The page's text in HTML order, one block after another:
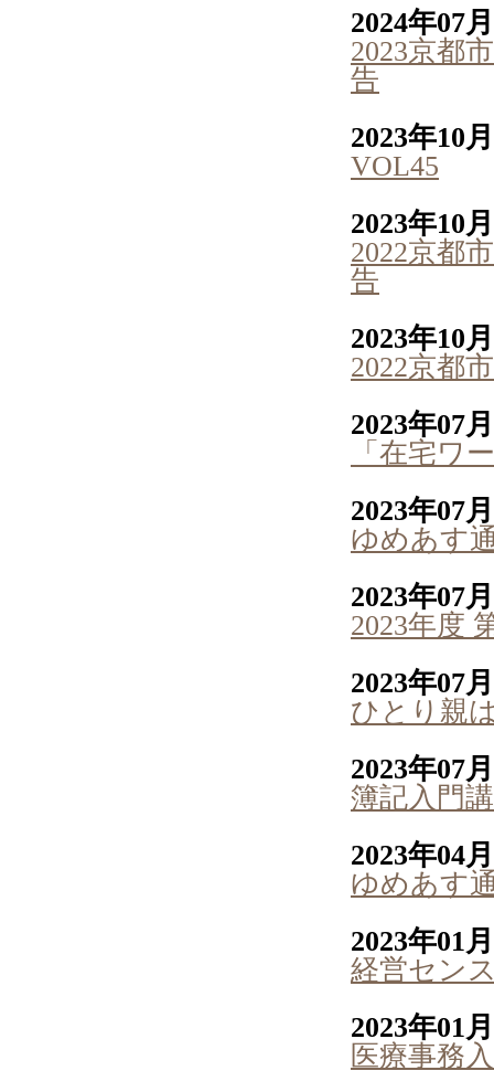
2024年07
2023京都
告
2023年10
VOL45
2023年10
2022京都
告
2023年10
2022京都
2023年07
「在宅ワ
2023年07
ゆめあす
2023年07
2023年度
2023年07
ひとり親
2023年07
簿記入門
2023年04
ゆめあす
2023年01
経営セン
2023年01
医療事務